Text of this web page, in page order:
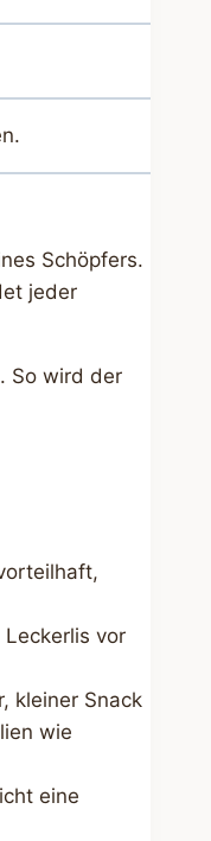
Schöpfers.
jeder
So wird der
vor
kleiner Snack
wie
eine